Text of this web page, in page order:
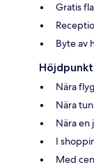
Gratis
Byte av
Nära
Nära
Nära en
I
Med